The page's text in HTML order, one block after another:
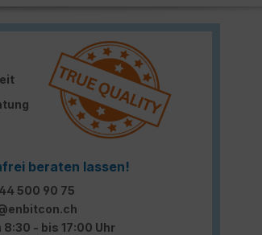
beraten lassen!
500 90 75
8:30 - bis 17:00 Uhr